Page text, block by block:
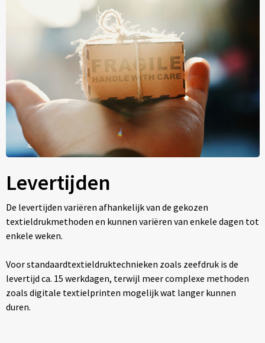
Levertijden
De levertijden variëren afhankelijk van de gekozen
textieldrukmethoden en kunnen variëren van enkele dagen tot
enkele weken.
Voor standaardtextieldruktechnieken zoals zeefdruk is de
levertijd ca. 15 werkdagen, terwijl meer complexe methoden
zoals digitale textielprinten mogelijk wat langer kunnen
duren.